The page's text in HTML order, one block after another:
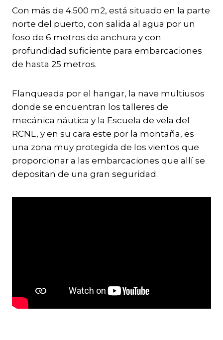
Con más de 4.500 m2, está situado en la parte
norte del puerto, con salida al agua por un
foso de 6 metros de anchura y con
profundidad suficiente para embarcaciones
de hasta 25 metros.
Flanqueada por el hangar, la nave multiusos
donde se encuentran los talleres de
mecánica náutica y la Escuela de vela del
RCNL, y en su cara este por la montaña, es
una zona muy protegida de los vientos que
proporcionar a las embarcaciones que allí se
depositan de una gran seguridad.